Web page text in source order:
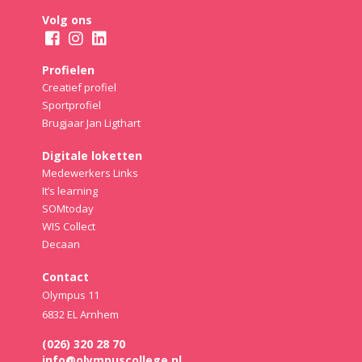
Volg ons
Profielen
Creatief profiel
Sportprofiel
Brugjaar Jan Ligthart
Digitale loketten
Medewerkers Links
It’s learning
SOMtoday
WIS Collect
Decaan
Contact
Olympus 11
6832 EL Arnhem
(026) 320 28 70